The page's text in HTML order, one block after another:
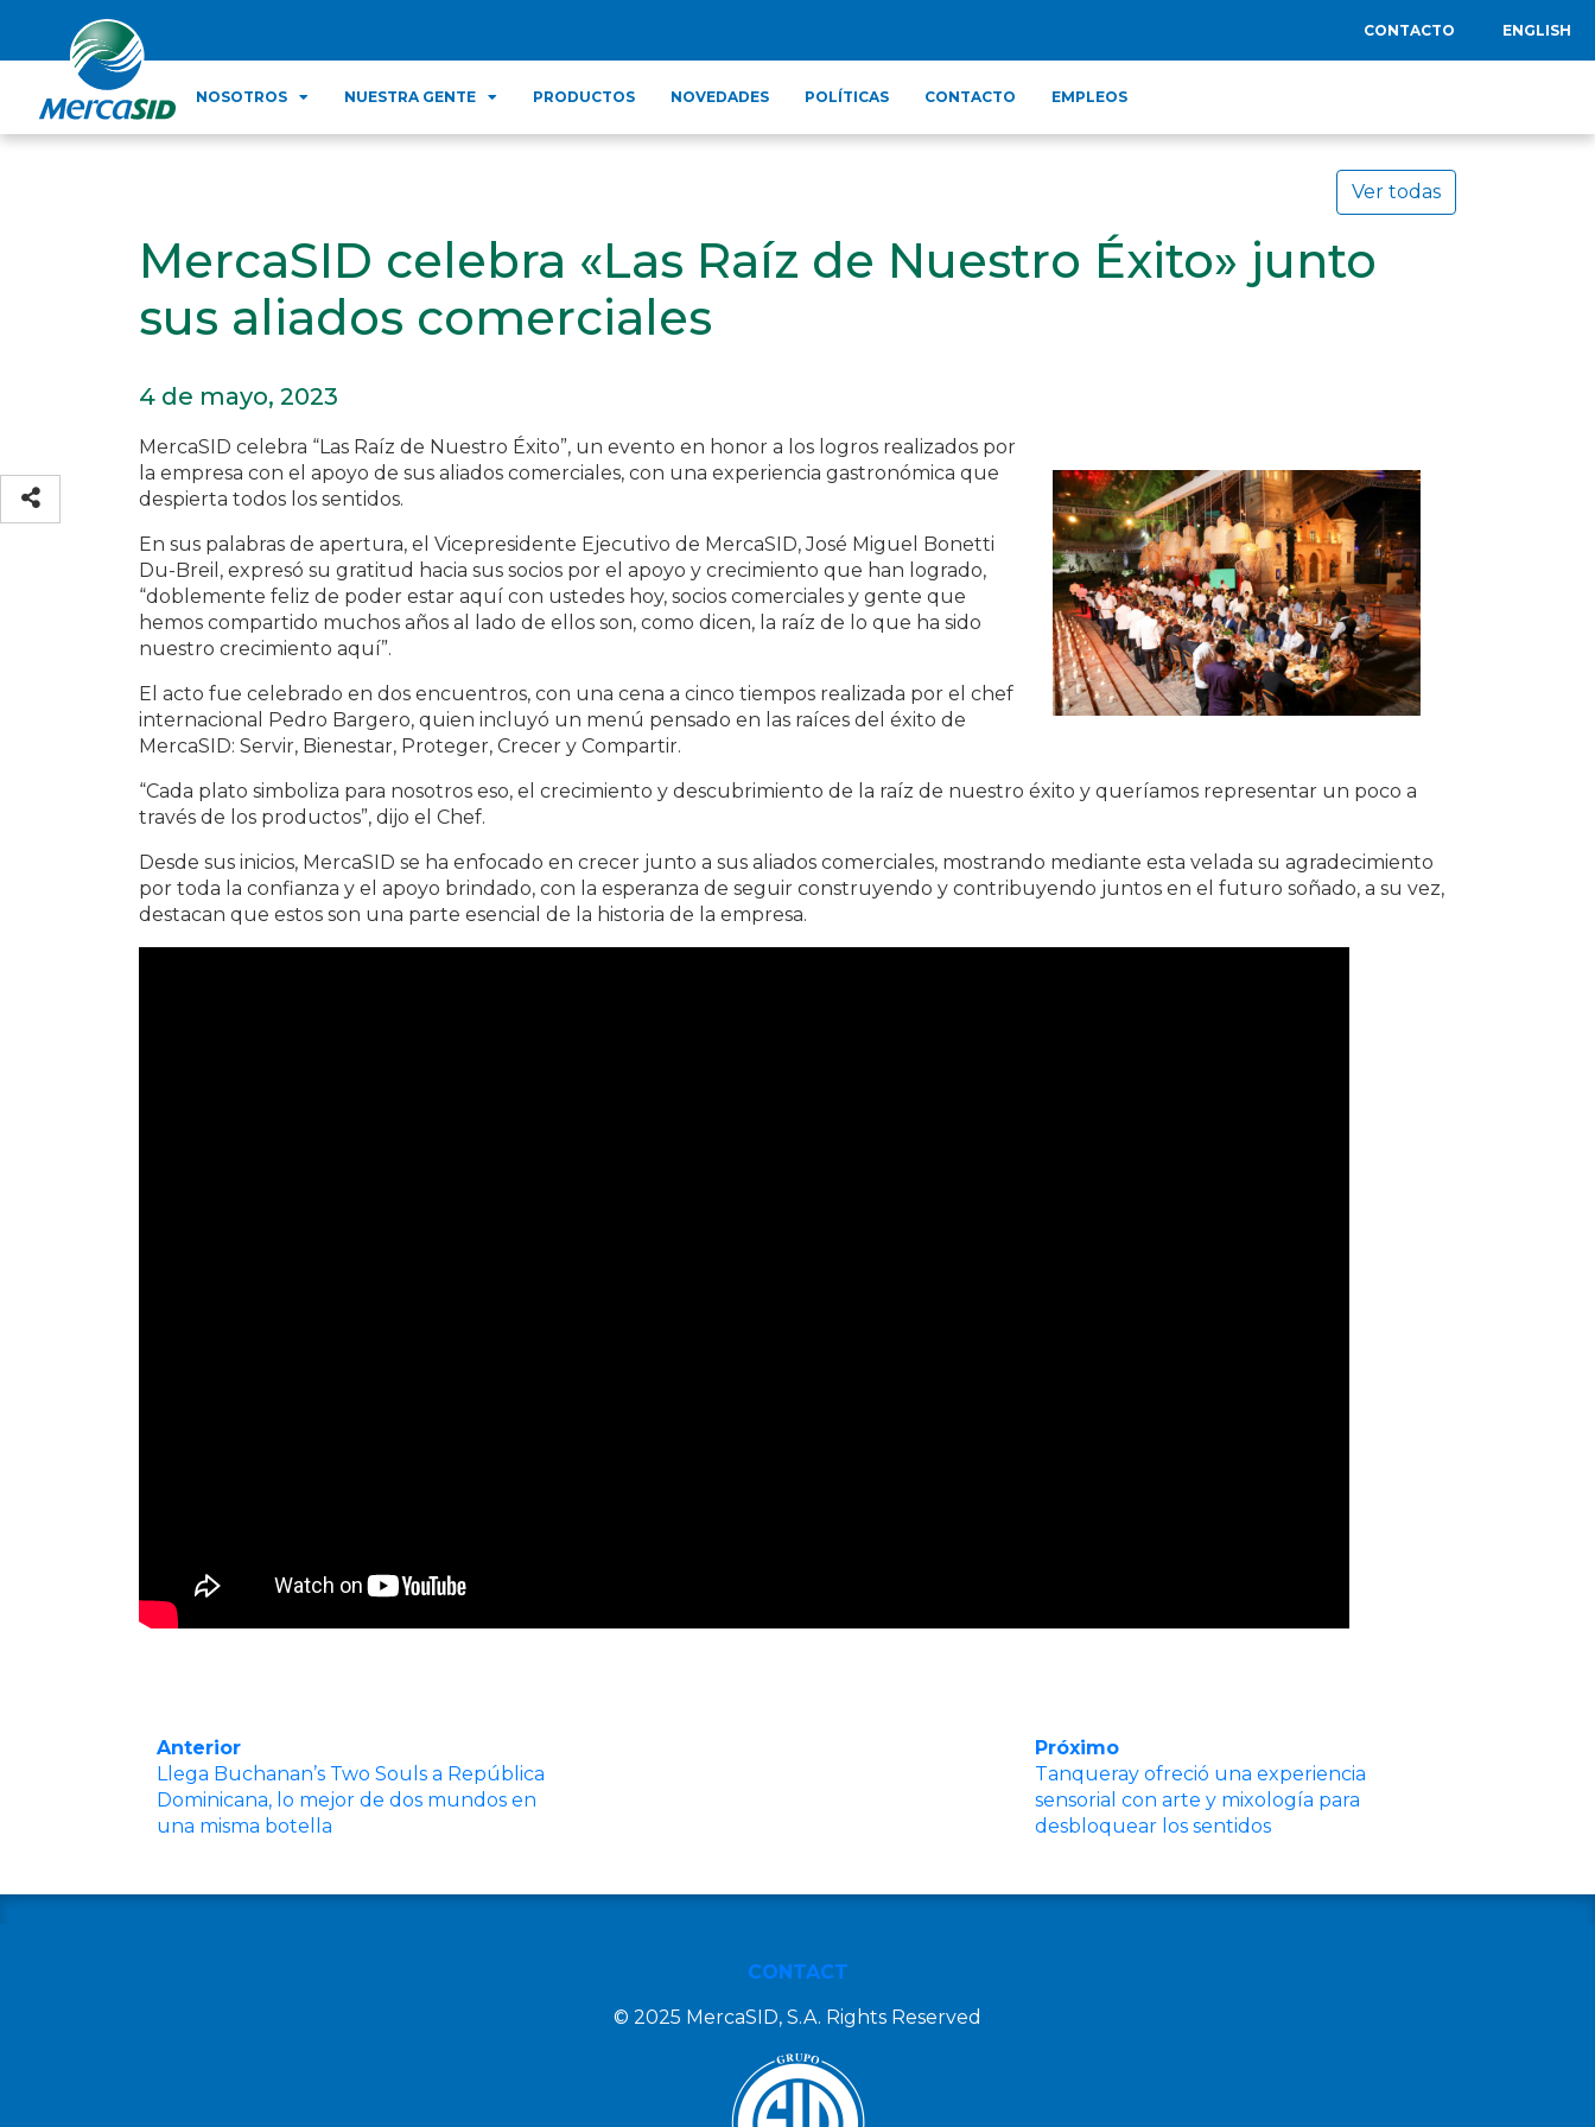
CONTACTO ENGLISH
NOSOTROS NUESTRA GENTE PRODUCTOS NOVEDADES POLÍTICAS CONTACTO EMPLEOS
Ver todas
MercaSID celebra «Las Raíz de Nuestro Éxito» junto
sus aliados comerciales
4 de mayo, 2023
MercaSID celebra “Las Raíz de Nuestro Éxito”, un evento en honor a los logros realizados por
la empresa con el apoyo de sus aliados comerciales, con una experiencia gastronómica que
despierta todos los sentidos.
En sus palabras de apertura, el Vicepresidente Ejecutivo de MercaSID, José Miguel Bonetti
Du-Breil, expresó su gratitud hacia sus socios por el apoyo y crecimiento que han logrado,
“doblemente feliz de poder estar aquí con ustedes hoy, socios comerciales y gente que
hemos compartido muchos años al lado de ellos son, como dicen, la raíz de lo que ha sido
nuestro crecimiento aquí”.
El acto fue celebrado en dos encuentros, con una cena a cinco tiempos realizada por el chef
internacional Pedro Bargero, quien incluyó un menú pensado en las raíces del éxito de
MercaSID: Servir, Bienestar, Proteger, Crecer y Compartir.
“Cada plato simboliza para nosotros eso, el crecimiento y descubrimiento de la raíz de nuestro éxito y queríamos representar un poco a
través de los productos”, dijo el Chef.
Desde sus inicios, MercaSID se ha enfocado en crecer junto a sus aliados comerciales, mostrando mediante esta velada su agradecimiento
por toda la confianza y el apoyo brindado, con la esperanza de seguir construyendo y contribuyendo juntos en el futuro soñado, a su vez,
destacan que estos son una parte esencial de la historia de la empresa.
Anterior
Llega Buchanan’s Two Souls a República
Dominicana, lo mejor de dos mundos en
una misma botella
Próximo
Tanqueray ofreció una experiencia
sensorial con arte y mixología para
desbloquear los sentidos
CONTACT
© 2025 MercaSID, S.A. Rights Reserved